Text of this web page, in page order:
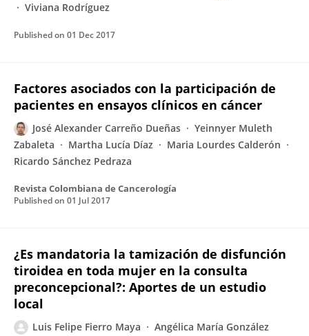
Viviana Rodríguez
Published on 01 Dec 2017
Factores asociados con la participación de
pacientes en ensayos clínicos en cáncer
José Alexander Carreño Dueñas
Yeinnyer Muleth
Zabaleta
Martha Lucía Díaz
Maria Lourdes Calderón
Ricardo Sánchez Pedraza
Revista Colombiana de Cancerología
Published on 01 Jul 2017
¿Es mandatoria la tamización de disfunción
tiroidea en toda mujer en la consulta
preconcepcional?: Aportes de un estudio
local
Luis Felipe Fierro Maya
Angélica María González